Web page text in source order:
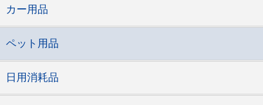
カー用品
ペット用品
日用消耗品